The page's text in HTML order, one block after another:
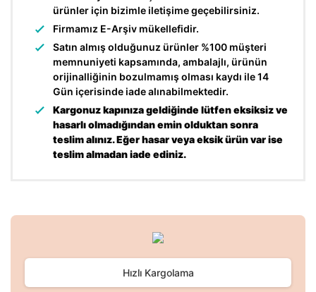
ürünler için bizimle iletişime geçebilirsiniz.
Firmamız E-Arşiv mükellefidir.
Satın almış olduğunuz ürünler %100 müşteri
memnuniyeti kapsamında, ambalajlı, ürünün
orijinalliğinin bozulmamış olması kaydı ile 14
Gün içerisinde iade alınabilmektedir.
Kargonuz kapınıza geldiğinde lütfen eksiksiz ve
hasarlı olmadığından emin olduktan sonra
teslim alınız. Eğer hasar veya eksik ürün var ise
teslim almadan iade ediniz.
Bu ürüne ilk yorumu siz yapın!
Yorum Yaz
kullanarak tarafımıza iletebilirsiniz.
Ürün resmi kalitesiz, bozuk veya görüntülenemiyor.
Hızlı Kargolama